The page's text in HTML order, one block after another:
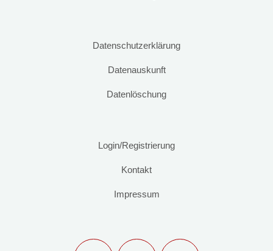
Datenschutzerklärung
Datenauskunft
Datenlöschung
Login/Registrierung
Kontakt
Impressum
F I E